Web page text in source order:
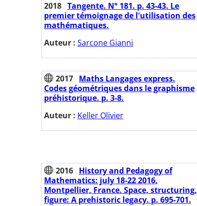
2018 Tangente. N° 181. p. 43-43. Le
premier témoignage de l'utilisation des
mathématiques.
Auteur : Sarcone Gianni
2017 Maths Langages express.
Codes géométriques dans le graphisme
préhistorique. p. 3-8.
Auteur : Keller Olivier
2016 History and Pedagogy of
Mathematics: july 18-22 2016,
Montpellier, France. Space, structuring,
figure: A prehistoric legacy. p. 695-701.